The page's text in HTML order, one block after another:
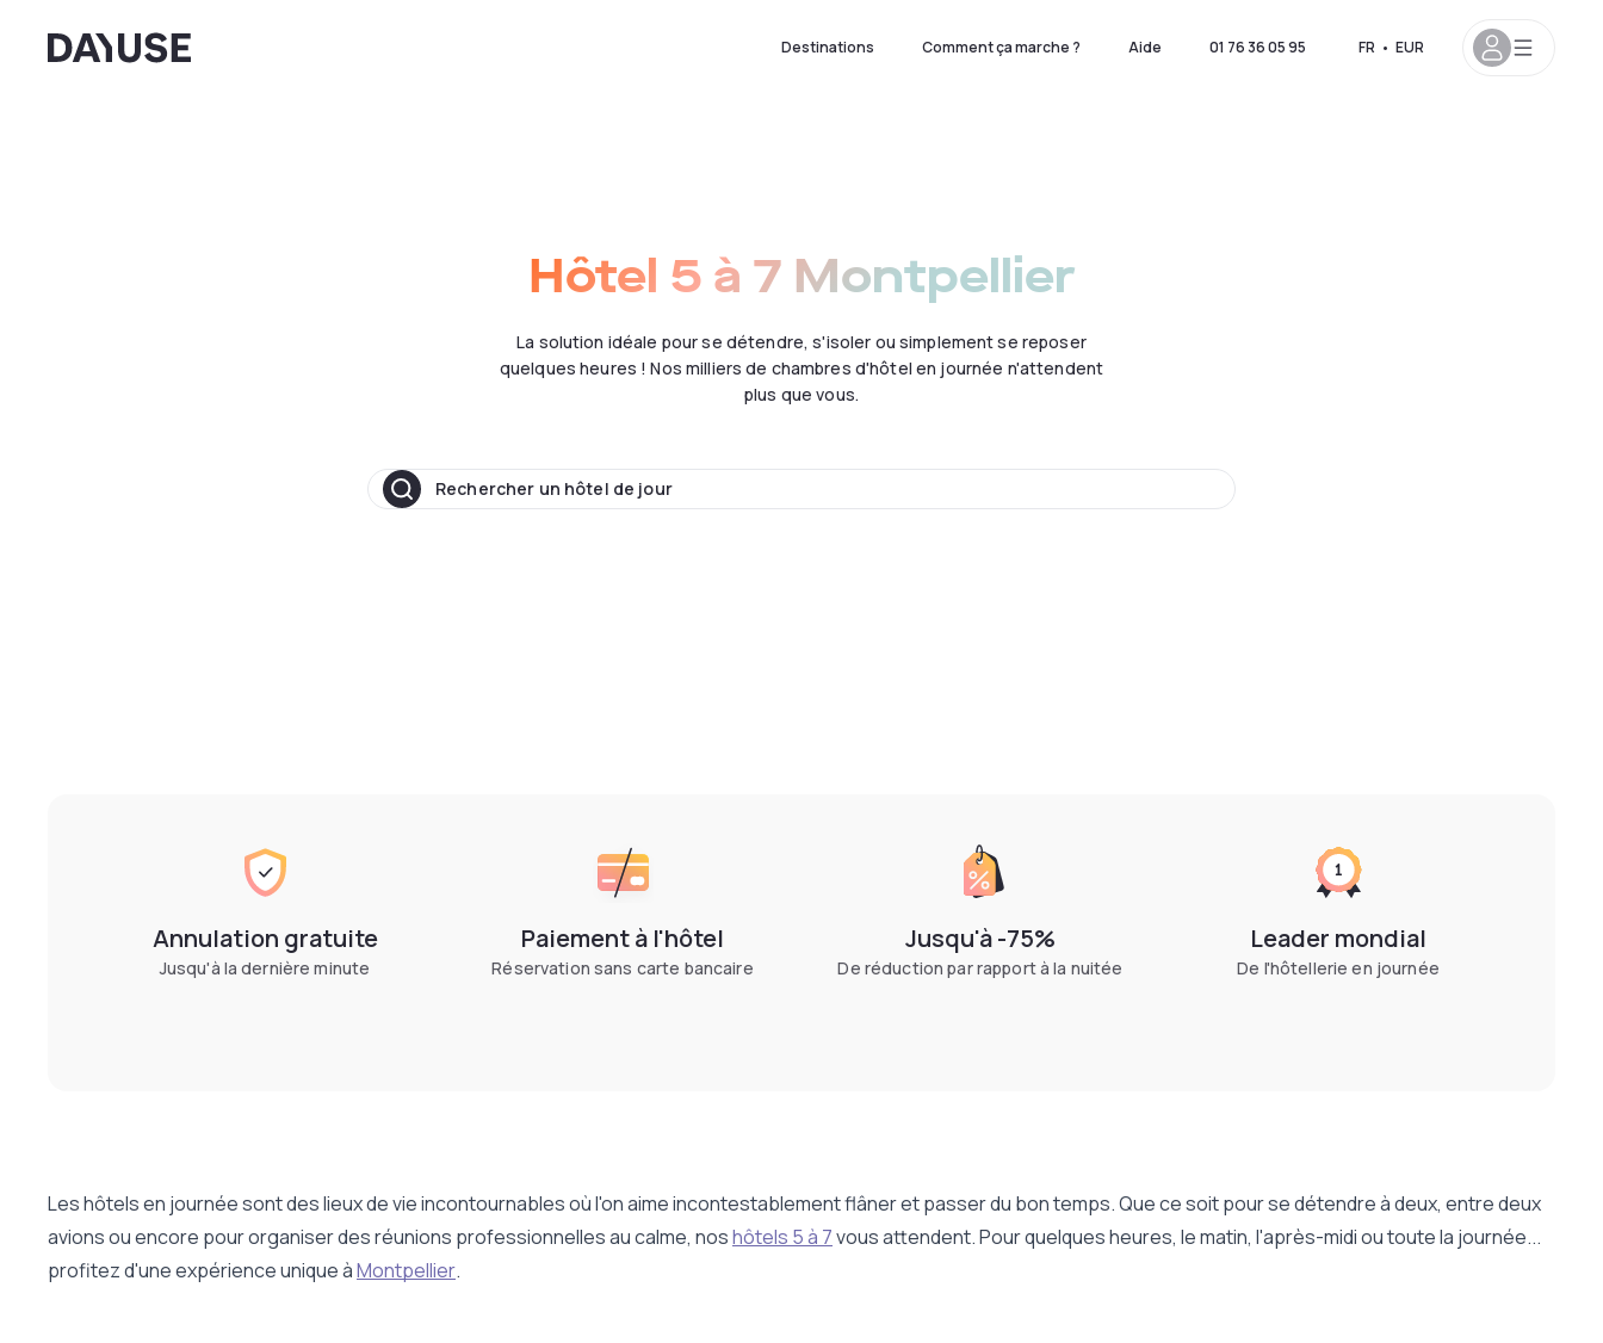
Dayuse Destinations Comment ça marche ? Aide 01 76 36 05 95 FR • EUR
Hôtel 5 à 7 Montpellier
La solution idéale pour se détendre, s'isoler ou simplement se reposer
quelques heures ! Nos milliers de chambres d'hôtel en journée n'attendent
plus que vous.
Rechercher un hôtel de jour
Annulation gratuite
Jusqu'à la dernière minute
Paiement à l'hôtel
Réservation sans carte bancaire
Jusqu'à -75%
De réduction par rapport à la nuitée
Leader mondial
De l'hôtellerie en journée
Les hôtels en journée sont des lieux de vie incontournables où l'on aime incontestablement flâner et passer du bon temps. Que ce soit pour se détendre à deux, entre deux
avions ou encore pour organiser des réunions professionnelles au calme, noshôtels 5 à 7vous attendent. Pour quelques heures, le matin, l'après-midi ou toute la journée...
profitez d'une expérience unique àMontpellier.